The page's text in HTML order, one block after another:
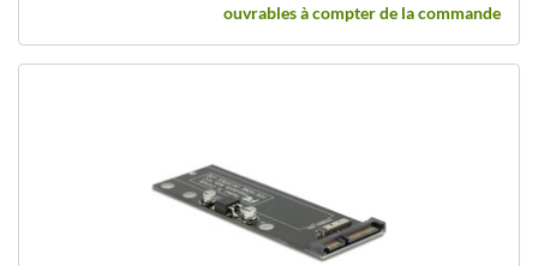
ouvrables à compter de la commande